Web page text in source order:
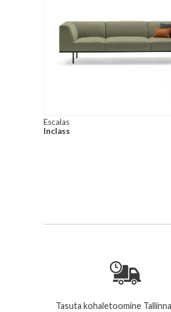
Escalas
Inclass
Tasuta kohaletoomine